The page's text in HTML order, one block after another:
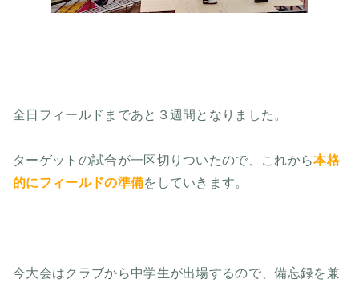
全日フィールドまであと３週間となりました。
ターゲットの試合が一区切りついたので、これから本格
的にフィールドの準備をしていきます。
今大会はクラブから中学生が出場するので、備忘録を兼